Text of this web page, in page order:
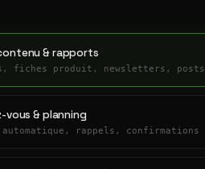
& rapports
fiches produit, newsletters, posts
vous & planning
rappels, confirmations